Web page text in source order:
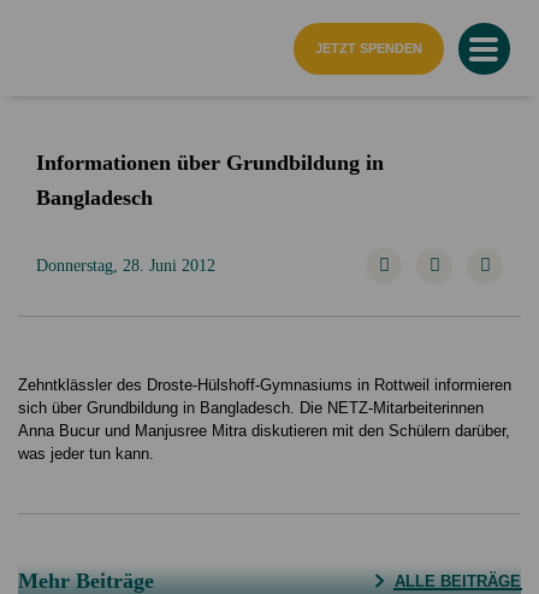
JETZT SPENDEN
Informationen über Grundbildung in
Bangladesch
Donnerstag, 28. Juni 2012
Zehntklässler des Droste-Hülshoff-Gymnasiums in Rottweil informieren
sich über Grundbildung in Bangladesch. Die NETZ-Mitarbeiterinnen
Anna Bucur und Manjusree Mitra diskutieren mit den Schülern darüber,
was jeder tun kann.
Mehr Beiträge ALLE BEITRÄGE